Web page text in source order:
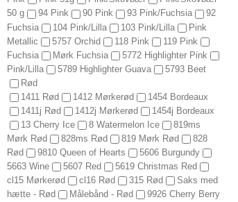
50 g
94 Pink 90 Pink 93 Pink/Fuchsia
92
Fuchsia
104 Pink/Lilla 103 Pink/Lilla
Pink
Metallic
5757 Orchid 118 Pink
119 Pink
Fuchsia
Mørk Fuchsia
5772 Highlighter Pink
Pink/Lilla
5789 Highlighter Guava
5793 Beet
Rød
1411 Rød
1412 Mørkerød
1454 Bordeaux
1411j Rød
1412j Mørkerød
1454j Bordeaux
13 Cherry Ice
8 Watermelon Ice
819ms
Mørk Rød
828ms Rød 819 Mørk Rød
828
Rød
9810 Queen of Hearts
5606 Burgundy
5663 Wine
5607 Red
5619 Christmas Red
cl15 Mørkerød
cl16 Rød 315 Rød
Saks med
hætte - Rød
Målebånd - Rød
9926 Cherry Berry